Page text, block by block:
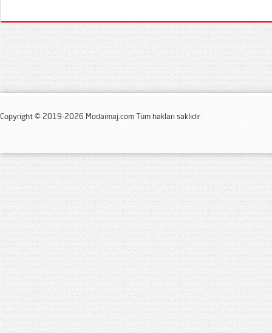
Copyright © 2019-2026 Modaimaj.com Tüm hakları saklıdır